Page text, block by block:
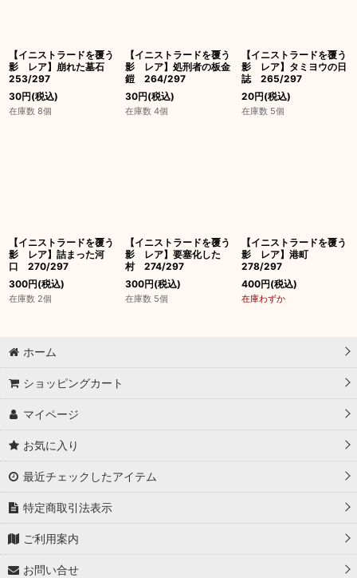
【イニストラードを覆う
影 レア】崩れた墓石
253/297
30円(税込)
在庫数 8個
【イニストラードを覆う
影 レア】処刑者の板金
鎧 264/297
30円(税込)
在庫数 4個
【イニストラードを覆う
影 レア】タミヨウの日
誌 265/297
20円(税込)
在庫数 5個
【イニストラードを覆う
影 レア】詰まった河
口 270/297
300円(税込)
在庫数 2個
【イニストラードを覆う
影 レア】要塞化した
村 274/297
300円(税込)
在庫数 5個
【イニストラードを覆う
影 レア】港町
278/297
400円(税込)
在庫わずか
ホーム
ショッピングカート
マイページ
お気に入り
最近チェックしたアイテム
特定商取引法表示
ご利用案内
お問い合せ